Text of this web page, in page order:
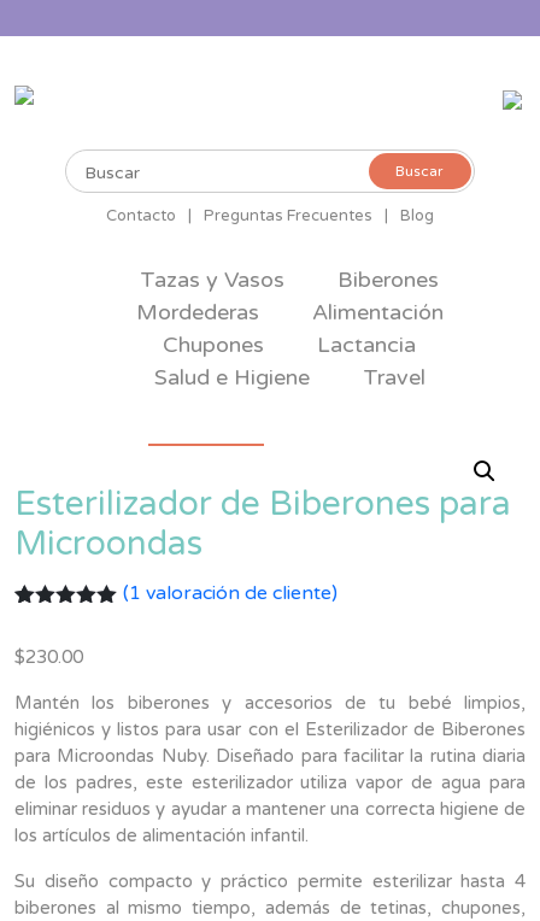
Buscar
Buscar
Contacto Preguntas Frecuentes Blog
Tazas y Vasos
Biberones
Mordederas
Alimentación
Chupones
Lactancia
Salud e Higiene
Travel
Esterilizador de Biberones para
Microondas
5 en base
de un
cliente
(1 valoración de cliente)
$230.00
Mantén los biberones y accesorios de tu bebé limpios,
higiénicos y listos para usar con el Esterilizador de Biberones
para Microondas Nuby. Diseñado para facilitar la rutina diaria
de los padres, este esterilizador utiliza vapor de agua para
eliminar residuos y ayudar a mantener una correcta higiene de
los artículos de alimentación infantil.
Su diseño compacto y práctico permite esterilizar hasta 4
biberones al mismo tiempo, además de tetinas, chupones,